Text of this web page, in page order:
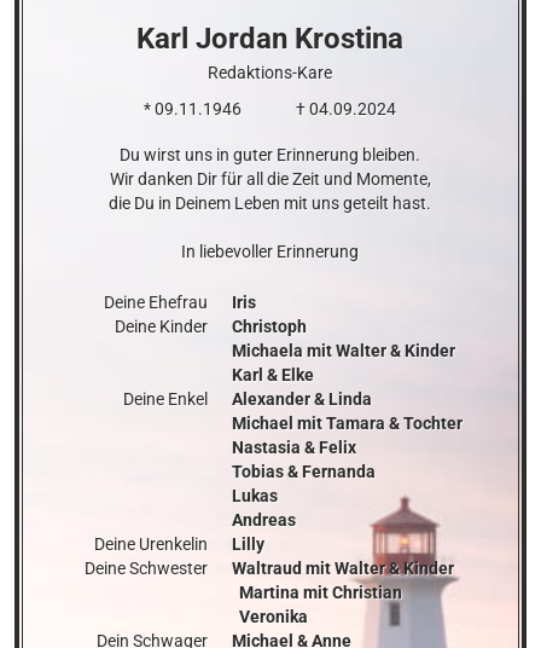
Karl Jordan Krostina
Redaktions-Kare
* 09.11.1946
† 04.09.2024
Du wirst uns in guter Erinnerung bleiben.
Wir danken Dir für all die Zeit und Momente,
die Du in Deinem Leben mit uns geteilt hast.
In liebevoller Erinnerung
Deine Ehefrau
Deine Kinder
Deine Enkel
Deine Urenkelin
Deine Schwester
Dein Schwager
Iris
Christoph
Michaela mit Walter & Kinder
Karl & Elke
Alexander & Linda
Michael mit Tamara & Tochter
Nastasia & Felix
Tobias & Fernanda
Lukas
Andreas
Lilly
Waltraud mit Walter & Kinder
  Veronika
Michael & Anne